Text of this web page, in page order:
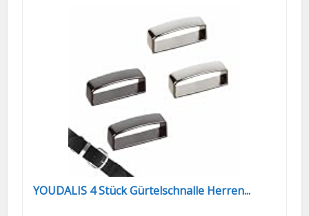
YOUDALIS 4 Stück Gürtelschnalle Herren...